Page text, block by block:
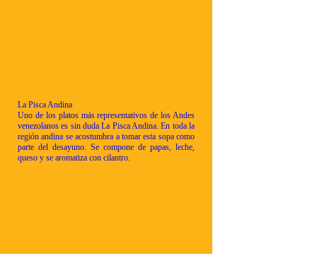
La Pisca Andina
Uno de los platos más representativos de los Andes
venezolanos es sin duda La Pisca Andina. En toda la
región andina se acostumbra a tomar esta sopa como
parte del desayuno. Se compone de papas, leche,
queso y se aromatiza con cilantro.